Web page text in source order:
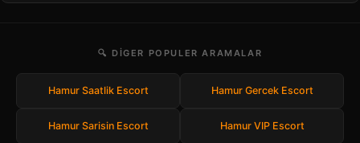
🔍 DIGER POPULER ARAMALAR
Hamur Saatlik Escort Hamur Gercek Escort
Hamur Sarisin Escort Hamur VIP Escort